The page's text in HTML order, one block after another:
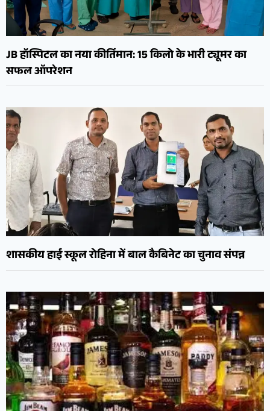
JB हॉस्पिटल का नया कीर्तिमान: 15 किलो के भारी ट्यूमर का
सफल ऑपरेशन
शासकीय हाई स्कूल रोहिना में बाल कैबिनेट का चुनाव संपन्न